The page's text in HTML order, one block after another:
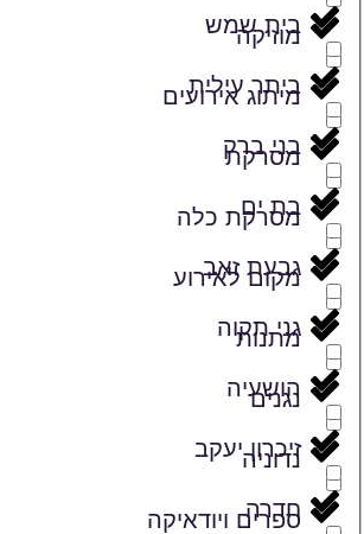
מוזיקה
מיתוג אירועים
מסרקת
מסרקת כלה
מקום לאירוע
מתנות
נגנים
נדוניה
ספרים ויודאיקה
בית שמש
ביתר עילית
בני ברק
בת ים
גבעת זאב
גני תקוה
הושעיה
זיכרון יעקב
חדרה